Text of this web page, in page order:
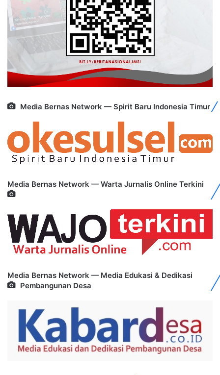
Media Bernas Network — Spirit Baru Indonesia Timur
Media Bernas Network — Warta Jurnalis Online Terkini
Media Bernas Network — Media Edukasi & Dedikasi
Pembangunan Desa